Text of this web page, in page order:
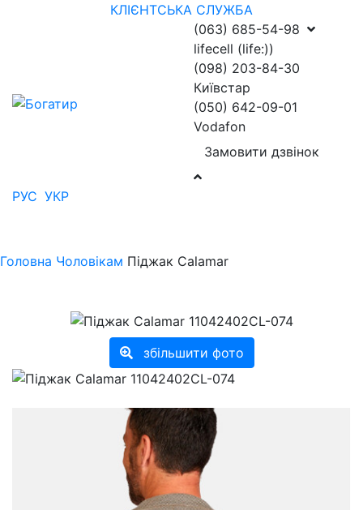
КЛІЄНТСЬКА СЛУЖБА
(063) 685-54-98
lifecell (life:))
(098) 203-84-30
Київстар
(050) 642-09-01
Vodafon
Замовити дзвінок
РУС УКР
Головна Чоловікам Піджак Calamar
збільшити фото